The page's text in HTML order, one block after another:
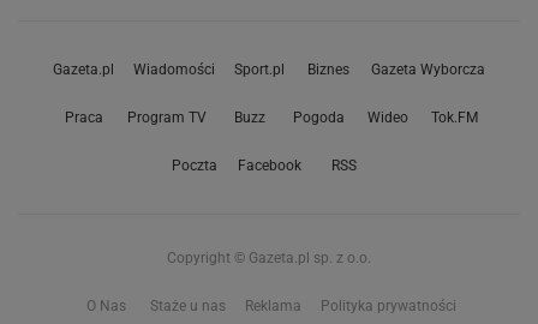
Gazeta.pl Wiadomości Sport.pl Biznes Gazeta Wyborcza
Praca Program TV Buzz Pogoda Wideo Tok.FM
Poczta Facebook RSS
Copyright © Gazeta.pl sp. z o.o.
O Nas Staże u nas Reklama Polityka prywatności